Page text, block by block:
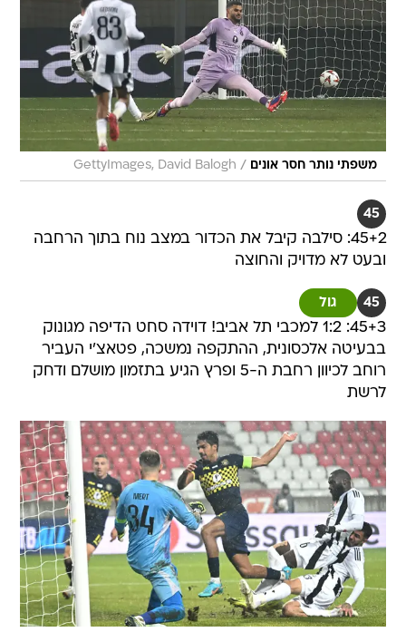
משפתי נותר חסר אונים /
GettyImages, David Balogh
45
45+2: סילבה קיבל את הכדור במצב נוח בתוך הרחבה
ובעט לא מדויק והחוצה
45 גול
45+3: 1:2 למכבי תל אביב! דוידה סחט הדיפה מגונוק
בבעיטה אלכסונית, ההתקפה נמשכה, פטאצ'י העביר
רוחב לכיוון רחבת ה-5 ופרץ הגיע בתזמון מושלם ודחק
לרשת